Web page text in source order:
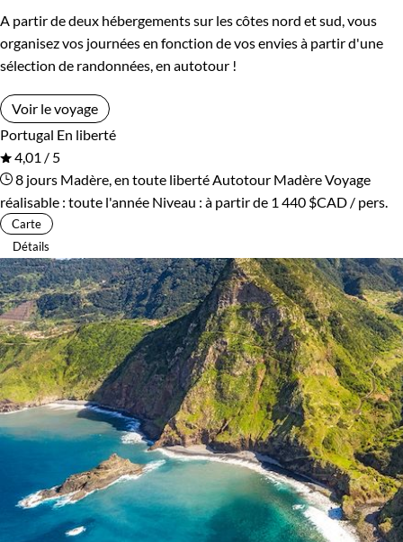
A partir de deux hébergements sur les côtes nord et sud, vous
organisez vos journées en fonction de vos envies à partir d'une
sélection de randonnées, en autotour !
Voir le voyage
Portugal En liberté
4,01 / 5
8 jours Madère, en toute liberté Autotour MadèreVoyage
réalisable : toute l'année Niveau : à partir de 1 440 $CAD / pers.
Carte
Détails